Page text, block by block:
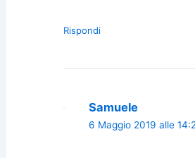
Rispondi
Samuele
6 Maggio 2019 alle